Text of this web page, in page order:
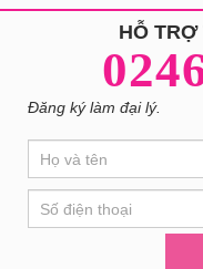
HỖ
Đăng ký làm đại lý.
Đăng
Ký
If
you
are
human,